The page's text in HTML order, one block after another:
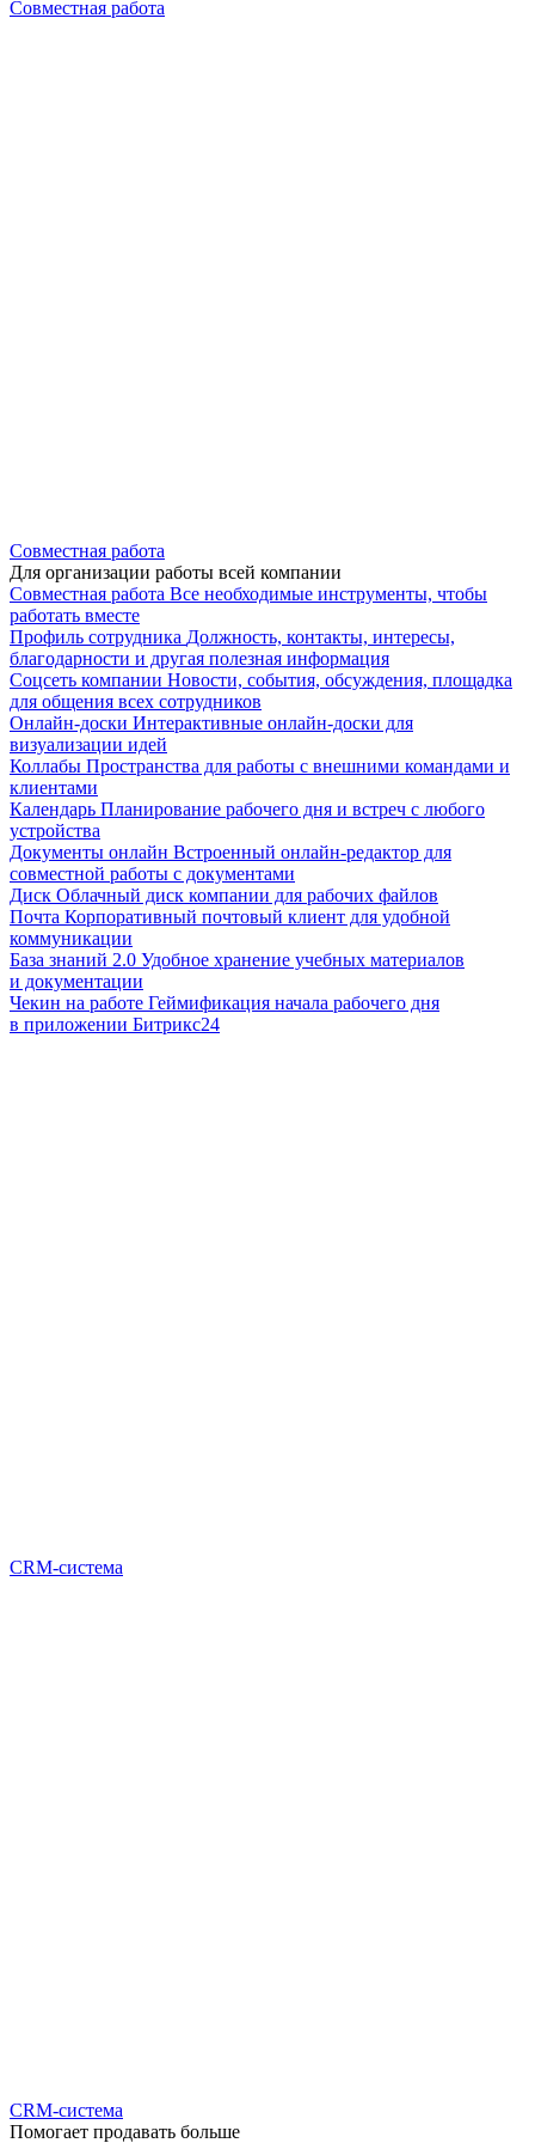
Совместная работа
Совместная работа
Для организации работы всей компании
Совместная работа Все необходимые инструменты, чтобы
работать вместе
Профиль сотрудника Должность, контакты, интересы,
благодарности и другая полезная информация
Соцсеть компании Новости, события, обсуждения, площадка
для общения всех сотрудников
Онлайн-доски Интерактивные онлайн-доски для
визуализации идей
Коллабы Пространства для работы с внешними командами и
клиентами
Календарь Планирование рабочего дня и встреч с любого
устройства
Документы онлайн Встроенный онлайн-редактор для
совместной работы с документами
Диск Облачный диск компании для рабочих файлов
Почта Корпоративный почтовый клиент для удобной
коммуникации
База знаний 2.0 Удобное хранение учебных материалов
и документации
Чекин на работе Геймификация начала рабочего дня
в приложении Битрикс24
CRM-система
CRM-система
Помогает продавать больше